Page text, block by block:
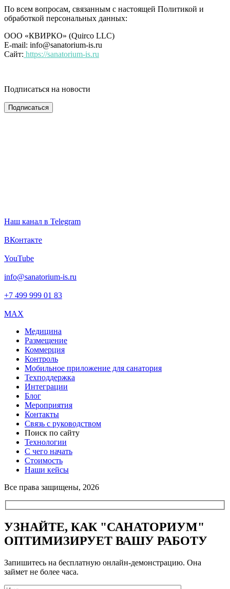
По всем вопросам, связанным с настоящей Политикой и
обработкой персональных данных:
ООО «КВИРКО» (Quirco LLC)
E-mail: info@sanatorium-is.ru
Сайт: https://sanatorium-is.ru
Подписаться на новости
Наш канал в Telegram
ВКонтакте
YouTube
info@sanatorium-is.ru
+7 499 999 01 83
MAX
Медицина
Размещение
Коммерция
Контроль
Мобильное приложение для санатория
Техподдержка
Интеграции
Блог
Мероприятия
Контакты
Связь с руководством
Поиск по сайту
Технологии
С чего начать
Стоимость
Наши кейсы
Все права защищены, 2026
УЗНАЙТЕ, КАК "САНАТОРИУМ"
ОПТИМИЗИРУЕТ ВАШУ РАБОТУ
Запишитесь на бесплатную онлайн-демонстрацию. Она
займет не более часа.